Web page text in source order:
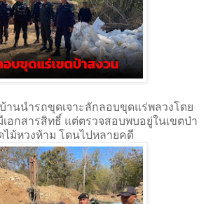
านนำรถขุดเจาะลักลอบขุดแร่พลวงโดย
อกสารสิทธิ์ แต่ตรวจสอบพบอยู่ในเขตป่า
ม้หวงห้าม โดนไปหลายคดี